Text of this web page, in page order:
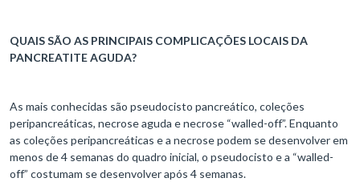
QUAIS SÃO AS PRINCIPAIS COMPLICAÇÕES LOCAIS DA
PANCREATITE AGUDA?
As mais conhecidas são pseudocisto pancreático, coleções
peripancreáticas, necrose aguda e necrose “walled-off”. Enquanto
as coleções peripancreáticas e a necrose podem se desenvolver em
menos de 4 semanas do quadro inicial, o pseudocisto e a “walled-
off” costumam se desenvolver após 4 semanas.